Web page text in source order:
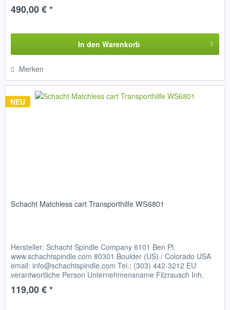
490,00 € *
In den Warenkorb
Merken
NEU
Schacht Matchless cart Transporthilfe WS6801
Hersteller: Schacht Spindle Company 6101 Ben Pl.
www.schachtspindle.com 80301 Boulder (US) / Colorado USA
email: info@schachtspindle.com Tel.: (303) 442-3212 EU
verantwortliche Person Unternehmensname Filzrausch Inh.
119,00 € *